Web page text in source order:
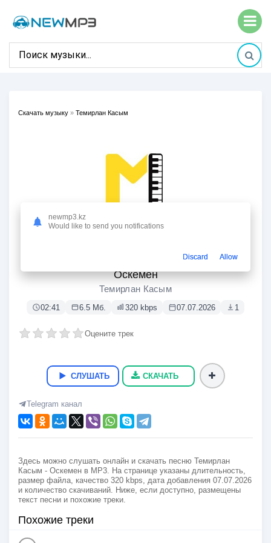
Скачать музыку » Темирлан Касым
Оскемен
Темирлан Касым
02:41 6.5 Мб. 320 kbps 07.07.2026 1
Оцените трек
СЛУШАТЬ СКАЧАТЬ
Telegram канал
Здесь можно слушать онлайн и скачать песню Темирлан
Касым - Оскемен в MP3. На странице указаны длительность,
размер файла, качество 320 kbps, дата добавления 07.07.2026
и количество скачиваний. Ниже, если доступно, размещены
текст песни и похожие треки.
Похожие треки
newmp3.kz
Would like to send you notifications
Discard Allow